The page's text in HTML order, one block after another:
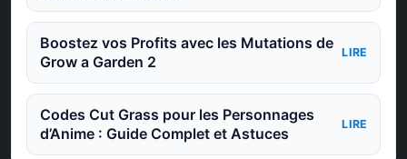
Boostez vos Profits avec les Mutations de
Grow a Garden 2
LIRE
Codes Cut Grass pour les Personnages
d’Anime : Guide Complet et Astuces
LIRE